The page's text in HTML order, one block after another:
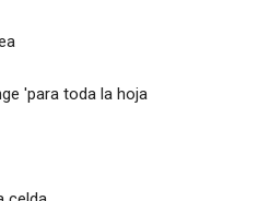
'para toda la hoja